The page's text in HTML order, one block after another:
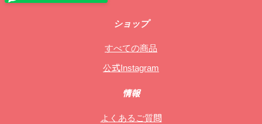
ショップ
すべての商品
公式Instagram
情報
よくあるご質問